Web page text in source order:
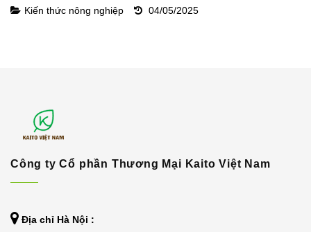
Kiến thức nông nghiệp 04/05/2025
Công ty Cổ phần Thương Mại Kaito Việt Nam
Địa chỉ Hà Nội :